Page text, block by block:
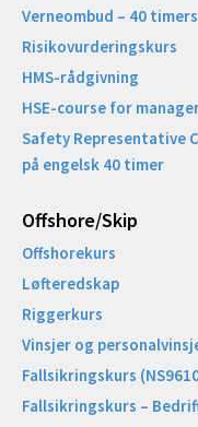
Verneombud – 40
Risikovurderingskurs
HMS-rådgivning
HSE-course for
Safety Representative
på engelsk 40 timer
Offshore/Skip​
Offshorekurs
Løfteredskap
Riggerkurs
Vinsjer og
Fallsikringskurs
Fallsikringskurs –